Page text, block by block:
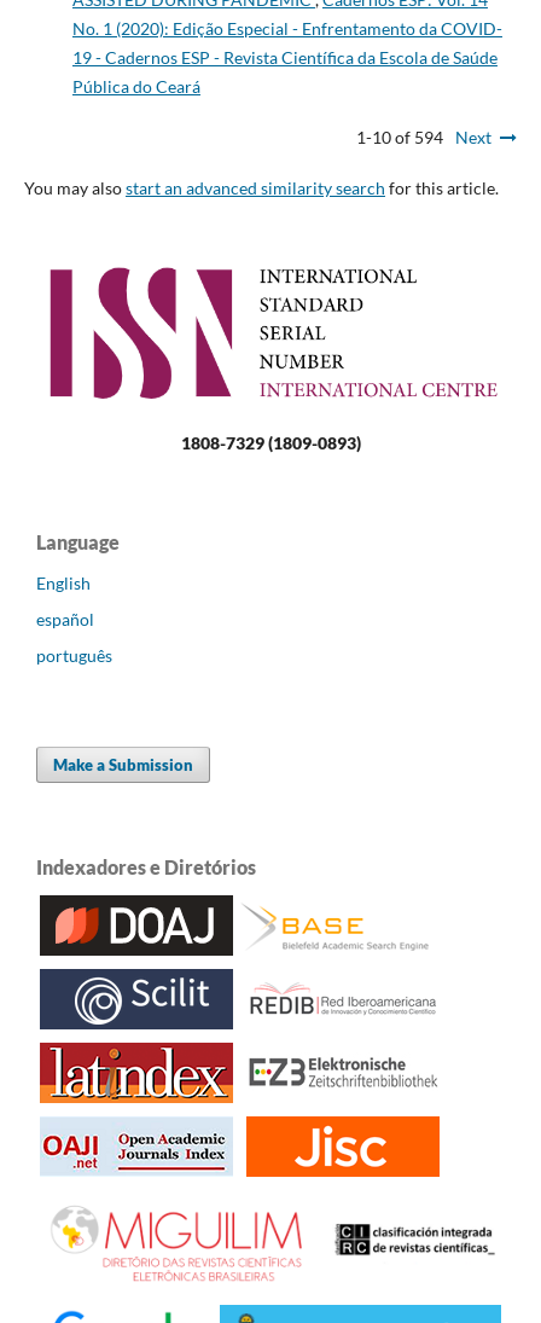
No. 1 (2020): Edição Especial - Enfrentamento da COVID-
19 - Cadernos ESP - Revista Cientí­fica da Escola de Saúde
Pública do Ceará
1-10 of 594 Next
You may alsostart an advanced similarity search for this article.
1808-7329 (1809-0893)
Language
English
español
português
Make a Submission
Indexadores e Diretórios